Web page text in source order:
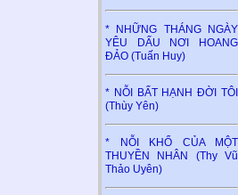
* NHỮNG THÁNG NGÀY
YÊU DẤU NƠI HOANG
ĐẢO (Tuấn Huy)
* NỖI BẤT HẠNH ĐỜI TÔI
(Thùy Yên)
* NỖI KHỔ CỦA MỘT
THUYỀN NHÂN (Thy Vũ
Thảo Uyên)